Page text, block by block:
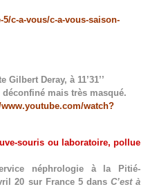
c-a-vous/c-a-vous-saison-
Gilbert Deray, à 11’31’’
mais très masqué.
watch?
souris ou laboratoire, pollue
néphrologie à la Pitié-
20 sur France 5 dansC’est à